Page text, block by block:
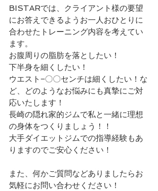
BISTARでは、クライアント様の要望
にお答えできるようお一人おひとりに
合わせたトレーニング内容を考えてい
ます。
お腹周りの脂肪を落としたい！
下半身を細くしたい！
ウエスト−〇〇センチは細くしたい！な
ど、どのようなお悩みにも真摯にご対
応いたします！
長崎の隠れ家的ジムで私と一緒に理想
の身体をつくりましょう！！
大手ダイエットジムでの指導経験もあ
りますのでご安心ください！
また、何かご質問などありましたらお
気軽にお問い合わせください！